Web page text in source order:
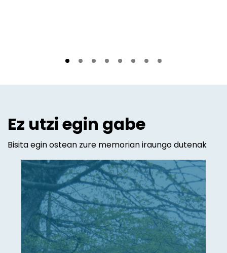
Ez utzi egin gabe
Bisita egin ostean zure memorian iraungo dutenak